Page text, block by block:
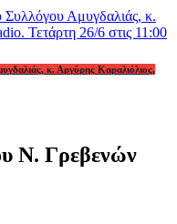
κ. Αργύρης Καραλιόλιος,
Ν. Γρεβενών